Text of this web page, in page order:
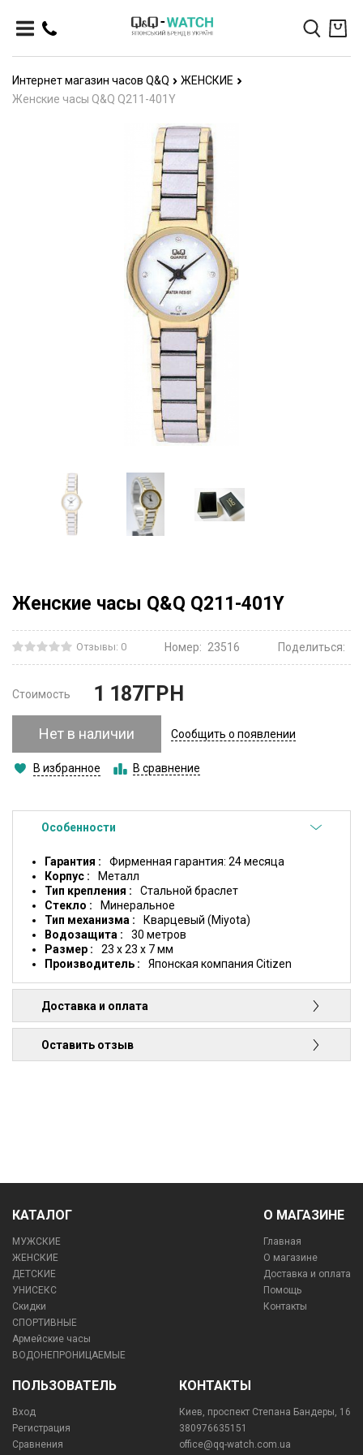
Интернет магазин часов Q&Q
ЖЕНСКИЕ
Женские часы Q&Q Q211-401Y
Женские часы Q&Q Q211-401Y
Отзывы: 0 Номер: 23516 Поделиться:
Стоимость 1 187ГРН
Нет в наличии Сообщить о появлении
В избранное В сравнение
Особенности
Гарантия
Фирменная гарантия: 24 месяца
Корпус
Металл
Тип крепления
Стальной браслет
Стекло
Минеральное
Тип механизма
Кварцевый (Miyota)
Водозащита
30 метров
Размер
23 x 23 x 7 мм
Производитель
Японская компания Citizen
Доставка и оплата
Оставить отзыв
КАТАЛОГ
МУЖСКИЕ
ЖЕНСКИЕ
ДЕТСКИЕ
УНИСЕКС
Скидки
СПОРТИВНЫЕ
Армейские часы
ВОДОНЕПРОНИЦАЕМЫЕ
О МАГАЗИНЕ
Главная
О магазине
Доставка и оплата
Помощь
Контакты
ПОЛЬЗОВАТЕЛЬ
Вход
Регистрация
Сравнения
КОНТАКТЫ
Киев, проспект Степана Бандеры, 16
380976635151
office@qq-watch.com.ua